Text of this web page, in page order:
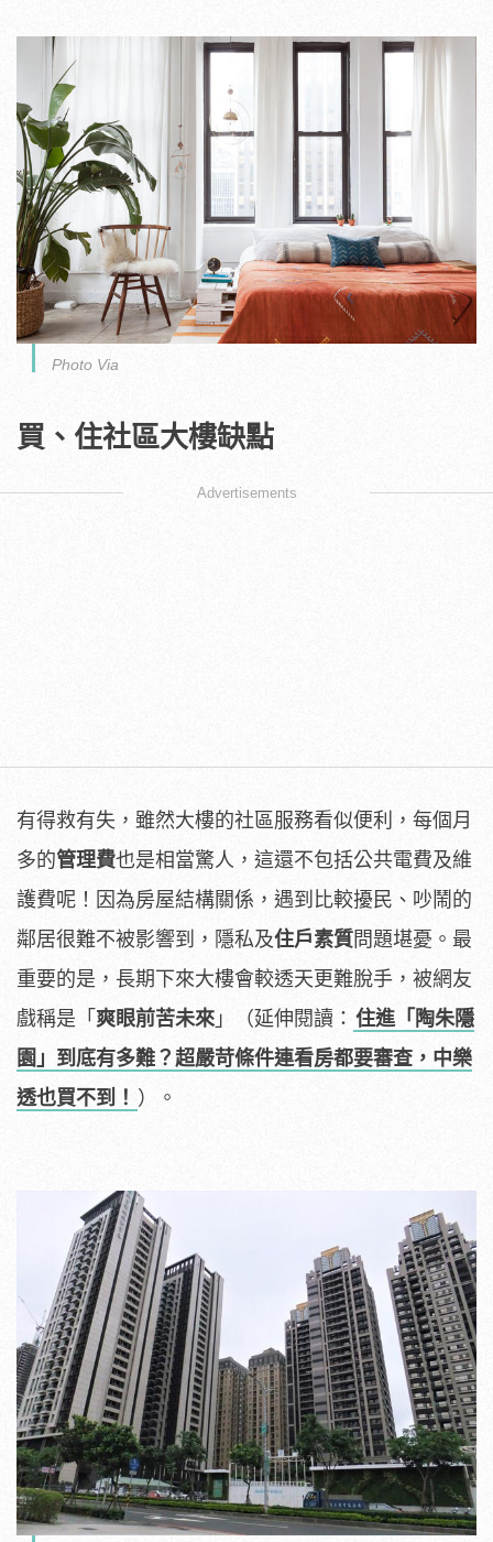
Photo Via
買、住社區大樓缺點
Advertisements
有得救有失，雖然大樓的社區服務看似便利，每個月
多的管理費也是相當驚人，這還不包括公共電費及維
護費呢！因為房屋結構關係，遇到比較擾民、吵鬧的
鄰居很難不被影響到，隱私及住戶素質問題堪憂。最
重要的是，長期下來大樓會較透天更難脫手，被網友
戲稱是「 爽眼前苦未來 」（延伸閱讀： 住進「陶朱隱
園」到底有多難？超嚴苛條件連看房都要審查，中樂
透也買不到！ ）。